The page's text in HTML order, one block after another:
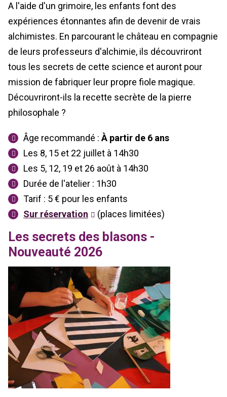
A l'aide d'un grimoire, les enfants font des
expériences étonnantes afin de devenir de vrais
alchimistes. En parcourant le château en compagnie
de leurs professeurs d'alchimie, ils découvriront
tous les secrets de cette science et auront pour
mission de fabriquer leur propre fiole magique.
Découvriront-ils la recette secrète de la pierre
philosophale ?
Âge recommandé : À partir de 6 ans
Les 8, 15 et 22 juillet à 14h30
Les 5, 12, 19 et 26 août à 14h30
Durée de l'atelier : 1h30
Tarif : 5 € pour les enfants
Sur réservation
(places limitées)
Les secrets des blasons -
Nouveauté 2026